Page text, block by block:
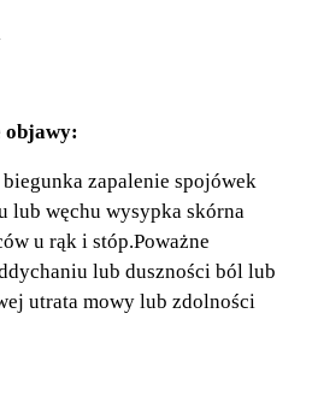
objawy:
zapalenie spojówek
lub węchu wysypka skórna
u rąk i stóp.Poważne
lub duszności ból lub
utrata mowy lub zdolności